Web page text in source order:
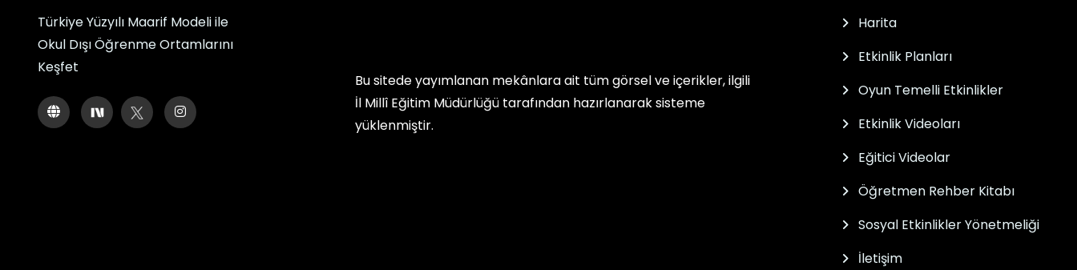
Türkiye Yüzyılı Maarif Modeli ile
Okul Dışı Öğrenme Ortamlarını
Keşfet
Bu sitede yayımlanan mekânlara ait tüm görsel ve içerikler, ilgili
İl Millî Eğitim Müdürlüğütarafından hazırlanarak sisteme
yüklenmiştir.
Harita
Etkinlik Planları
Oyun Temelli Etkinlikler
Etkinlik Videoları
Eğitici Videolar
Öğretmen Rehber Kitabı
Sosyal Etkinlikler Yönetmeliği
İletişim